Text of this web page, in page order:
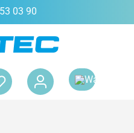
03 90